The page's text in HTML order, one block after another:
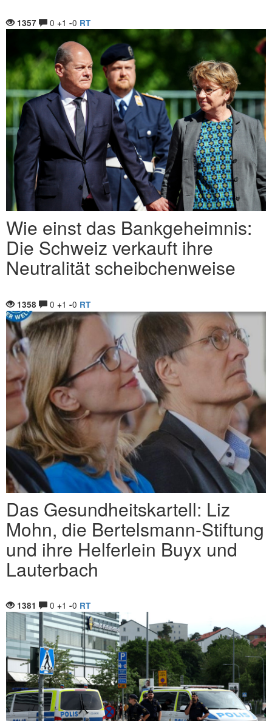
1357 0 +1 -0 RT
Wie einst das Bankgeheimnis:
Die Schweiz verkauft ihre
Neutralität scheibchenweise
1358 0 +1 -0 RT
Das Gesundheitskartell: Liz
Mohn, die Bertelsmann-Stiftung
und ihre Helferlein Buyx und
Lauterbach
1381 0 +1 -0 RT